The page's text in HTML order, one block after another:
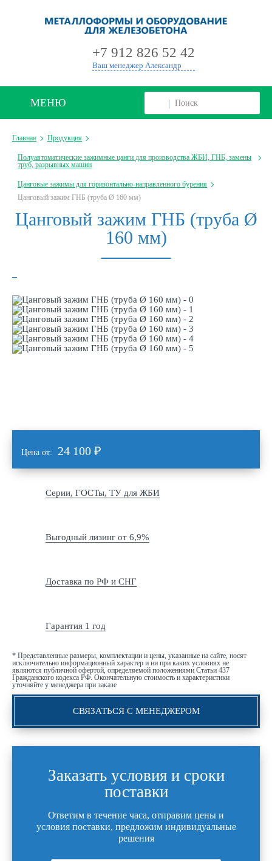
+7 912 826 52 42
Ваш менеджер Александр
МЕНЮ
Главная Продукция
Полуавтоматические зажимные цанги для производства ЖБИ, ГНБ, замены
труб, разрывных машин
Цанговые зажимы для горизонтально-направленного бурения
Цанговый зажим ГНБ (труба Ø 160 мм)
Цанговый зажим ГНБ (труба Ø
160 мм)
Цена от: 24 100 ₽
Серии, ГОСТы, ТУ для ЖБИ
Выгодный лизинг от 6,9%
Доставка по РФ и СНГ
Гарантия 1 год
* Представленные размеры, комплектации и цены, указанные на сайте, носят
исключительно информационный характер и ни при каких условиях не
являются публичной офертой, определяемой положениями Статьи 437
Гражданского кодекса РФ. Окончательную стоимость и характеристики
уточняйте у менеджера при заказе
СВЯЗАТЬСЯ С МЕНЕДЖЕРОМ
Заказать условия и сроки
поставки
Ответим в течение часа, отправим цены и
условия поставки, предложим индивидуальные
решения